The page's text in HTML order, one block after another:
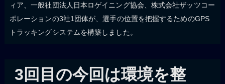
ィア、一般社団法人日本ロゲイニング協会、株式会社ザッツコー
ポレーションの3社1団体が、選手の位置を把握するためのGPS
トラッキングシステムを構築しました。
3回目の今回は環境を整